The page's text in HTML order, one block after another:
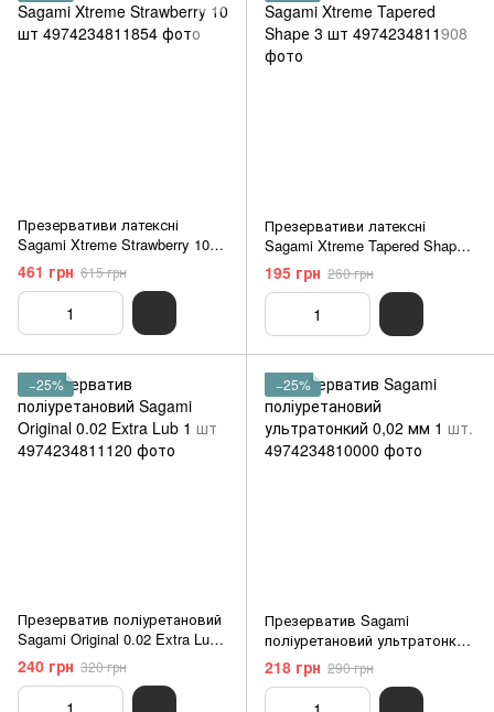
Презервативи латексні
Sagami Xtreme Strawberry 10
шт
461 грн 615 грн
Презервативи латексні
Sagami Xtreme Tapered Shapе 3
шт
195 грн 260 грн
−25%
Презерватив поліуретановий
Sagami Original 0.02 Extra Lub
1 шт
240 грн 320 грн
−25%
Презерватив Sagami
поліуретановий ультратонкий
0,02 мм 1 шт.
218 грн 290 грн